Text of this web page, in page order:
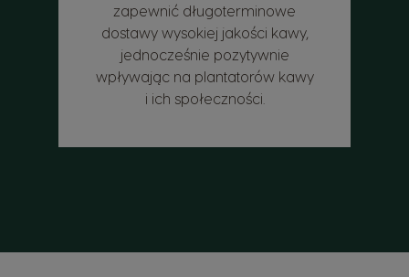
zapewnić długoterminowe
dostawy wysokiej jakości kawy,
jednocześnie pozytywnie
wpływając na plantatorów kawy
i ich społeczności.